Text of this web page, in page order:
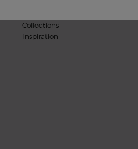
Collections
Inspiration